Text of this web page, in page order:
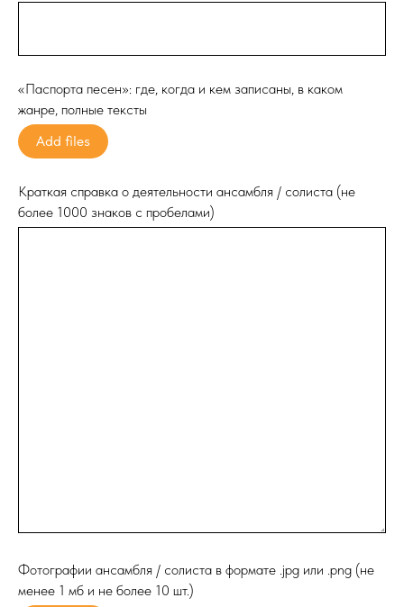
«Паспорта песен»: где, когда и кем записаны, в каком
жанре, полные тексты
Add files
Краткая справка о деятельности ансамбля / солиста (не
более 1000 знаков с пробелами)
Фотографии ансамбля / солиста в формате .jpg или .png (не
менее 1 мб и не более 10 шт.)